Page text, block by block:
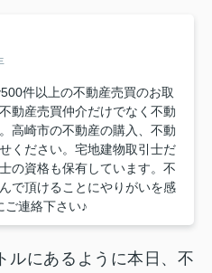
件以上の不動産売買のお取
動産売買仲介だけでなく不動
高崎市の不動産の購入、不動
ください。宅地建物取引士だ
の資格も保有しています。不
で頂けることにやりがいを感
ご連絡下さい♪
ルにあるように本日、不